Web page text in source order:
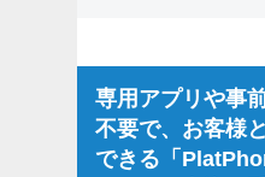
専用アプリや事
不要で、お客様
できる「